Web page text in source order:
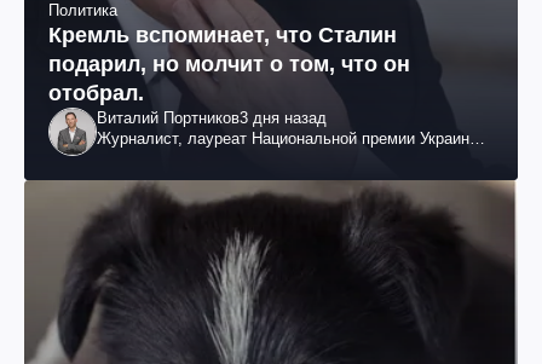
Политика
Кремль вспоминает, что Сталин
подарил, но молчит о том, что он
отобрал.
Виталий Портников3 дня назад
Журналист, лауреат Национальной премии Украины